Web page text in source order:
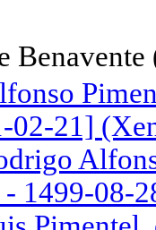
02-21]
1499-08-